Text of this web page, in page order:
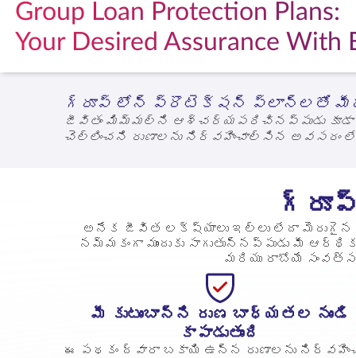
Group Loan Protection Plans:
Your Desired Assurance With
గ్రూప్ లోన్ ప్రొటెక్షన్ ప్లాన్‌లతో మీరు
జీవితం మిమ్మల్ని ఆశ్చర్యపరిచినప్పుడు కూడా
చెల్లించని రుణాలను నిర్వహించాల్సిన అవసరం
అనేక జీవిత లక్ష్యాలు ఇల్లు లేదా మెరుగైన
నమ్మకంగా ముందుకు సాగుతున్నప్పుడు మీ
మరియు రాబోయే
మీ కుటుంబాన్ని రుణ బాధ్యతల నుండి
కాపాడుతుంది
ఈ పథకం ద్వారా బకాయి ఉన్న రుణాలను